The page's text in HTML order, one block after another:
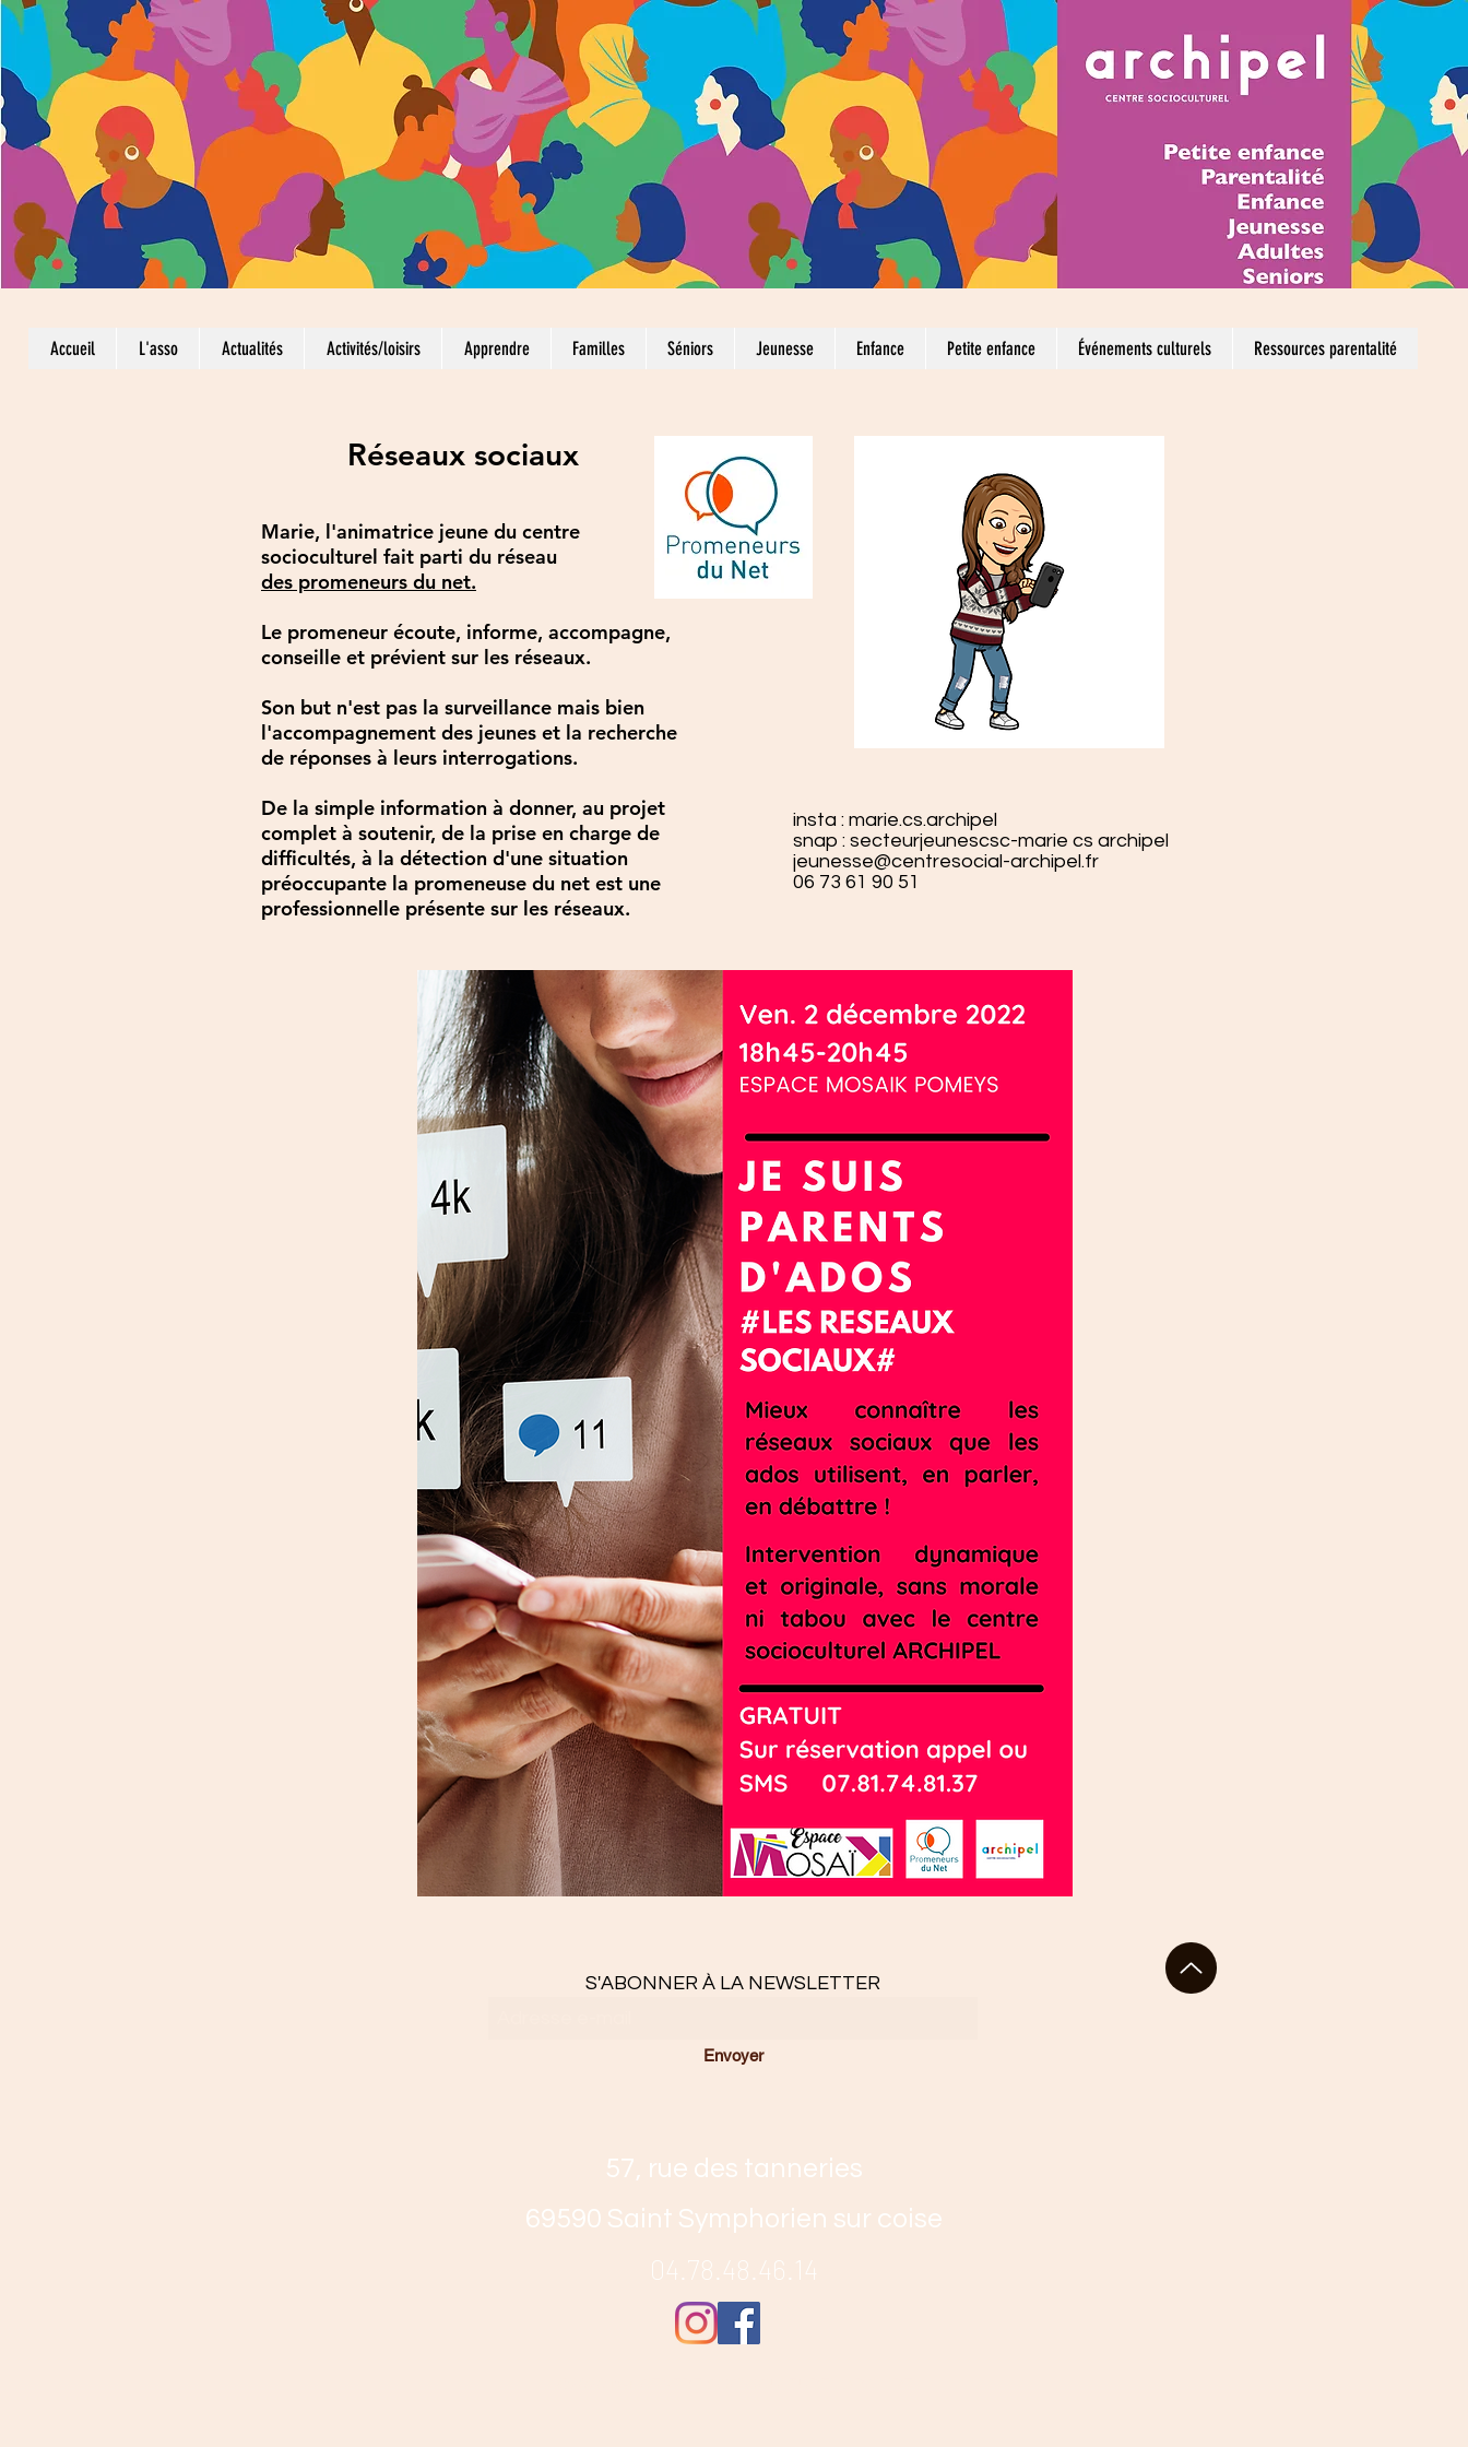
Accueil L'asso Actualités Activités/loisirs Apprendre Familles Séniors Jeunesse Enfance Petite enfance Événements culturels Ressources parentalité
Réseaux sociaux
Marie, l'animatrice jeune du centre
socioculturel fait parti du réseau
des promeneurs du net.
Le promeneur écoute, informe, accompagne,
conseille et prévient sur les réseaux.
Son but n'est pas la surveillance mais bien
l'accompagnement des jeunes et la recherche
de réponses à leurs interrogations.
De la simple information à donner, au projet
complet à soutenir, de la prise en charge de
difficultés, à la détection d'une situation
préoccupante la promeneuse du net est une
professionnelle présente sur les réseaux.
insta : marie.cs.archipel
snap : secteurjeunescsc-marie cs archipel
jeunesse@centresocial-archipel.fr
06 73 61 90 51
S'ABONNER À LA NEWSLETTER
Envoyer
57, rue des tanneries
69590 Saint Symphorien sur coise
04.78.48.46.14